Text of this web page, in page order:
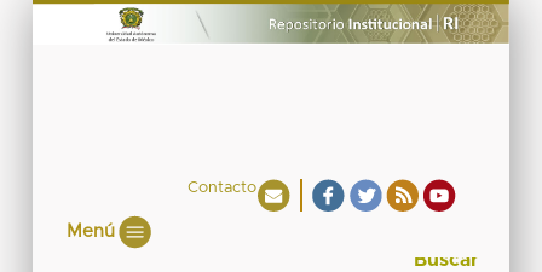
Contacto
Menú
Buscar